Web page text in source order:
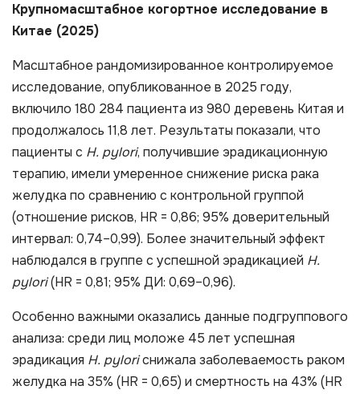
Крупномасштабное когортное исследование в
Китае (2025)
Масштабное рандомизированное контролируемое
исследование, опубликованное в 2025 году,
включило 180 284 пациента из 980 деревень Китая и
продолжалось 11,8 лет. Результаты показали, что
пациенты с H. pylori, получившие эрадикационную
терапию, имели умеренное снижение риска рака
желудка по сравнению с контрольной группой
(отношение рисков, HR = 0,86; 95% доверительный
интервал: 0,74–0,99). Более значительный эффект
наблюдался в группе с успешной эрадикацией H.
pylori(HR = 0,81; 95% ДИ: 0,69–0,96).
Особенно важными оказались данные подгруппового
анализа: среди лиц моложе 45 лет успешная
эрадикация H. pyloriснижала заболеваемость раком
желудка на 35% (HR = 0,65) и смертность на 43% (HR